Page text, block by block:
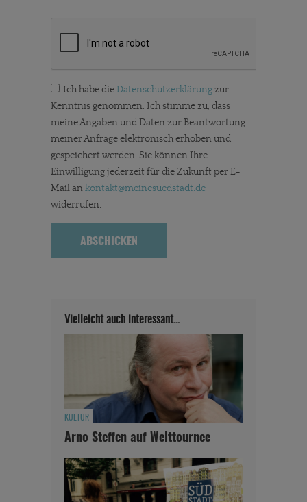
Ich habe dieDatenschutzerklärungzur
Kenntnis genommen. Ich stimme zu, dass
meine Angaben und Daten zur Beantwortung
meiner Anfrage elektronisch erhoben und
gespeichert werden. Sie können Ihre
Einwilligung jederzeit für die Zukunft per E-
Mail ankontakt@meinesuedstadt.de
widerrufen.
Vielleicht auch interessant…
KULTUR
Arno Steffen auf Welttournee